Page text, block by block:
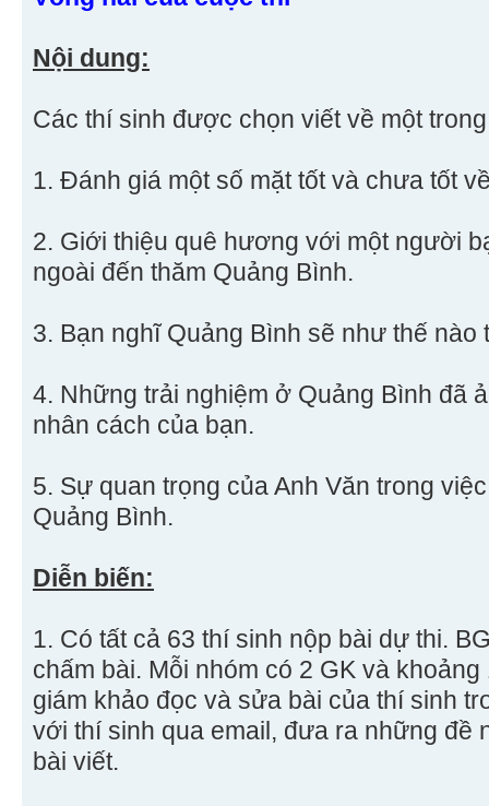
Nội dung:
Các thí sinh được chọn viết về một
1. Đánh giá một số mặt tốt và chưa tốt
2. Giới thiệu quê hương với một người
ngoài đến thăm Quảng Bình.
3. Bạn nghĩ Quảng Bình sẽ như thế nào
4. Những trải nghiệm ở Quảng Bình đã
nhân cách của bạn.
5. Sự quan trọng của Anh Văn trong
Quảng Bình.
Diễn biến:
1. Có tất cả 63 thí sinh nộp bài dự thi.
chấm bài. Mỗi nhóm có 2 GK và
giám khảo đọc và sửa bài của thí sinh
với thí sinh qua email, đưa ra những đề
bài viết.